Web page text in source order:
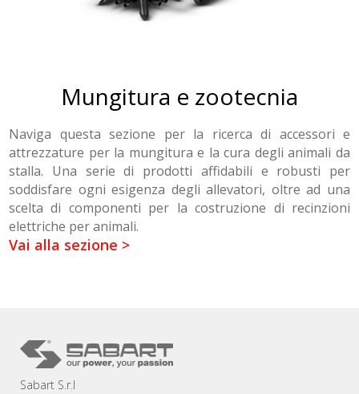
Mungitura e zootecnia
Naviga questa sezione per la ricerca di accessori e
attrezzature per la mungitura e la cura degli animali da
stalla. Una serie di prodotti affidabili e robusti per
soddisfare ogni esigenza degli allevatori, oltre ad una
scelta di componenti per la costruzione di recinzioni
elettriche per animali.
Vai alla sezione >
Sabart S.r.l